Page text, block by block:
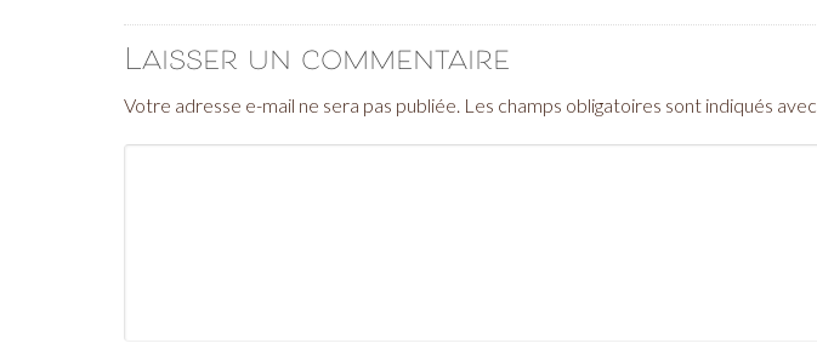
Laisser un commentaire
Votre adresse e-mail ne sera pas publiée. Les champs obligatoires sont indiqués avec